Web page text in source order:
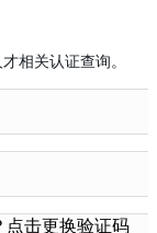
相关认证查询。